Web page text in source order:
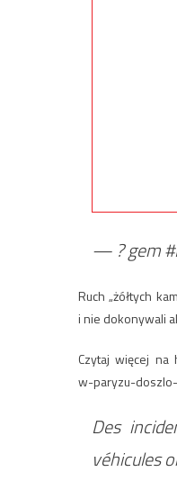
— ? gem
Ruch „żółtych
i nie dokonywali
Czytaj więcej na
w-paryzu-
Des
véhicules